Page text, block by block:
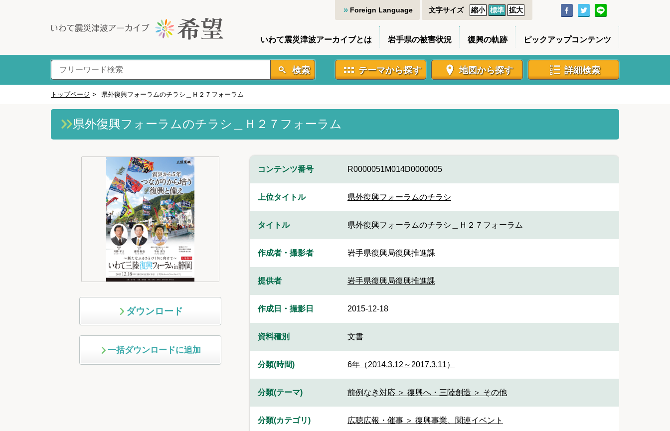
Foreign Language 文字サイズ 縮小 標準 拡大
いわて震災津波アーカイブとは 岩手県の被害状況 復興の軌跡 ピックアップコンテンツ
検索 テーマから探す 地図から探す 詳細検索
トップページ > 県外復興フォーラムのチラシ＿Ｈ２７フォーラム
県外復興フォーラムのチラシ＿Ｈ２７フォーラム
ダウンロード
一括ダウンロードに追加
コンテンツ番号 R0000051M014D0000005
上位タイトル 県外復興フォーラムのチラシ
タイトル 県外復興フォーラムのチラシ＿Ｈ２７フォーラム
作成者・撮影者 岩手県復興局復興推進課
提供者 岩手県復興局復興推進課
作成日・撮影日 2015-12-18
資料種別 文書
分類(時間) 6年（2014.3.12～2017.3.11）
分類(テーマ) 前例なき対応 ＞ 復興へ・三陸創造 ＞ その他
分類(カテゴリ) 広聴広報・催事 ＞ 復興事業、関連イベント